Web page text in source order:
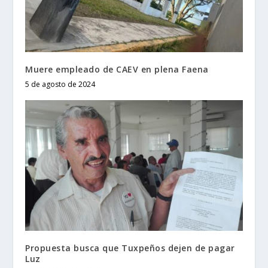
Muere empleado de CAEV en plena Faena
5 de agosto de 2024
Propuesta busca que Tuxpeños dejen de pagar
Luz